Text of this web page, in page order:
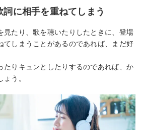
詞に相手を重ねてしまう
見たり、歌を聴いたりしたときに、登場
てしまうことがあるのであれば、まだ好
たりキュンとしたりするのであれば、か
う。